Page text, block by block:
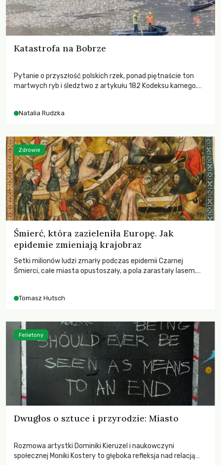
Katastrofa na Bobrze
Pytanie o przyszłość polskich rzek, ponad piętnaście ton
martwych ryb i śledztwo z artykułu 182 Kodeksu karnego.
zdarzeń prowadzących do biologicznej śmierci rzeki.
Natalia Rudzka
Śmierć, która zazieleniła Europę. Jak
epidemie zmieniają krajobraz
Setki milionów ludzi zmarły podczas epidemii Czarnej
Śmierci, całe miasta opustoszały, a pola zarastały lasem.
największych katastrof w swoich dziejach.
Tomasz Hutsch
Zdrowie
Dwugłos o sztuce i przyrodzie: Miasto
Rozmowa artystki Dominiki Kieruzel i naukowczyni
społecznej Moniki Kostery to głęboka refleksja nad relacją
Felietony